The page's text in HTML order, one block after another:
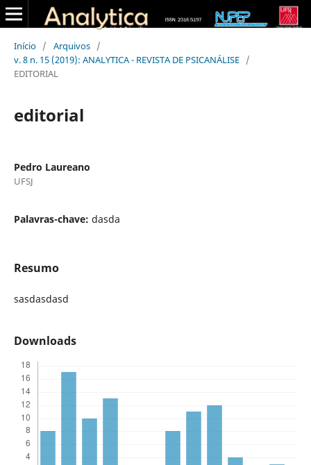
Início / Arquivos /
v. 8 n. 15 (2019): ANALYTICA - REVISTA DE PSICANÁLISE /
EDITORIAL
editorial
Pedro Laureano
UFSJ
Palavras-chave: dasda
Resumo
sasdasdasd
Downloads